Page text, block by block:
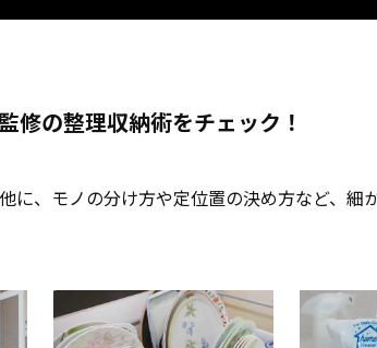
修の整理収納術をチェック！
に、モノの分け方や定位置の決め方など、